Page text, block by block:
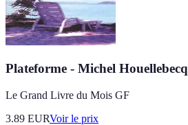
Plateforme - Michel Houellebecq
Le Grand Livre du Mois GF
3.89 EURVoir le prix